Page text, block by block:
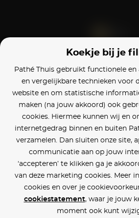
Koekje bij je
Pathé Thuis gebruikt functionele en
en vergelijkbare technieken voor
website en om statistische
maken (na jouw akkoord) ook
cookies. Hiermee kunnen wij en
internetgedrag binnen en buiten
verzamelen. Dan sluiten onze site,
communicatie aan op jouw
‘accepteren’ te klikken ga je
van deze marketing cookies. Meer
cookies en over je
cookiestatement, waar je jouw
moment ook kunt
Cookie
Over Pathé
Bioscopen
CVD